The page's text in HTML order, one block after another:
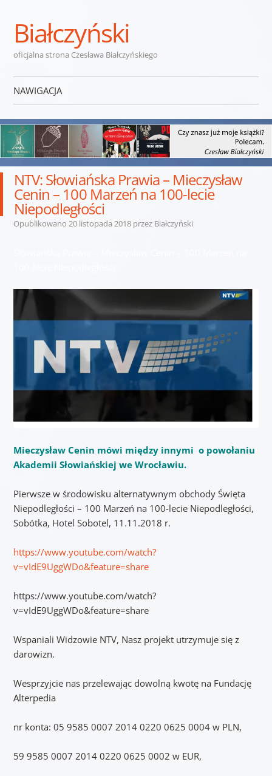
Białczyński
oficjalna strona Czesława Białczyńskiego
NAWIGACJA
NTV: Słowiańska Prawia – Mieczysław
Cenin – 100 Marzeń na 100-lecie
Niepodległości
Opublikowano 20 listopada 2018przez Białczyński
Mieczysław Cenin mówi między innymi o powołaniu
Akademii Słowiańskiej we Wrocławiu.
Pierwsze w środowisku alternatywnym obchody Święta
Niepodległości – 100 Marzeń na 100-lecie Niepodległości,
Sobótka, Hotel Sobotel, 11.11.2018 r.
https://www.youtube.com/watch?
v=vIdE9UggWDo&feature=share
https://www.youtube.com/watch?
v=vIdE9UggWDo&feature=share
Wspaniali Widzowie NTV, Nasz projekt utrzymuje się z
darowizn.
Wesprzyjcie nas przelewając dowolną kwotę na Fundację
Alterpedia
nr konta: 05 9585 0007 2014 0220 0625 0004 w PLN,
59 9585 0007 2014 0220 0625 0002 w EUR,